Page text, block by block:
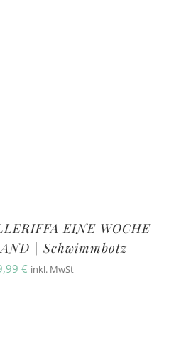
EINE WOCHE
| Schwimmbotz
€ inkl. MwSt